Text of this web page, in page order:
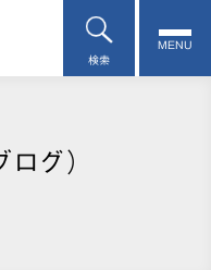
検索
MENU
グ）